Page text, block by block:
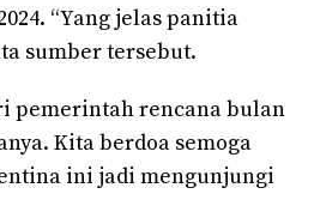
“Yang jelas panitia
sumber tersebut.
pemerintah rencana bulan
Kita berdoa semoga
ini jadi mengunjungi